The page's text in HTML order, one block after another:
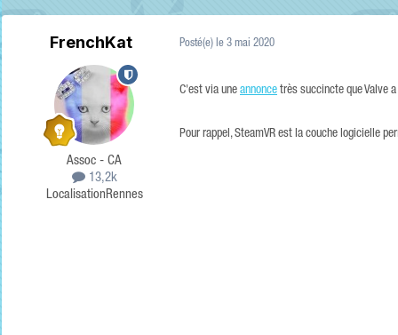
FrenchKat
Assoc - CA
13,2k
Localisation Rennes
Posté(e) le 3 mai 2020
C'est via une annonce très succincte que Valve
Pour rappel, SteamVR est la couche logicielle